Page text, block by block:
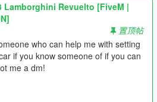
Lamborghini Revuelto [FiveM |
置顶帖
who can help me with setting
if you know someone of if you can
me a dm!